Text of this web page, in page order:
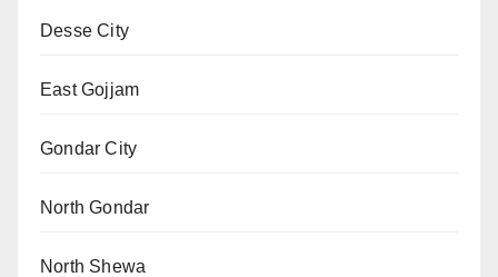
Desse City
East Gojjam
Gondar City
North Gondar
North Shewa